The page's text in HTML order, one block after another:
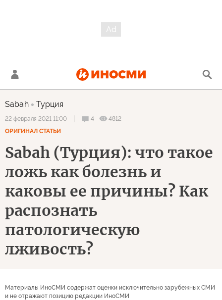
Sabah Турция
22 февраля 2021 11:00 4
4812
ОРИГИНАЛ СТАТЬИ
Sabah (Турция): что такое
ложь как болезнь и
каковы ее причины? Как
распознать
патологическую
лживость?
Материалы ИноСМИ содержат оценки исключительно зарубежных СМИ
и не отражают позицию редакции ИноСМИ